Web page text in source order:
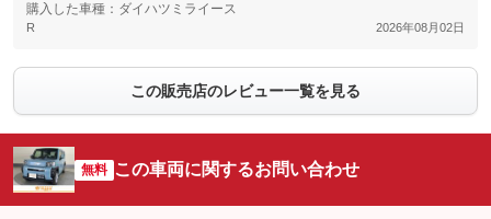
購入した車種：ダイハツミライース
R 2026年08月02日
この販売店のレビュー一覧を見る
無料 この車両に関するお問い合わせ